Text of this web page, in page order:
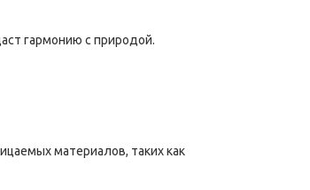
гармонию с природой.
материалов, таких как